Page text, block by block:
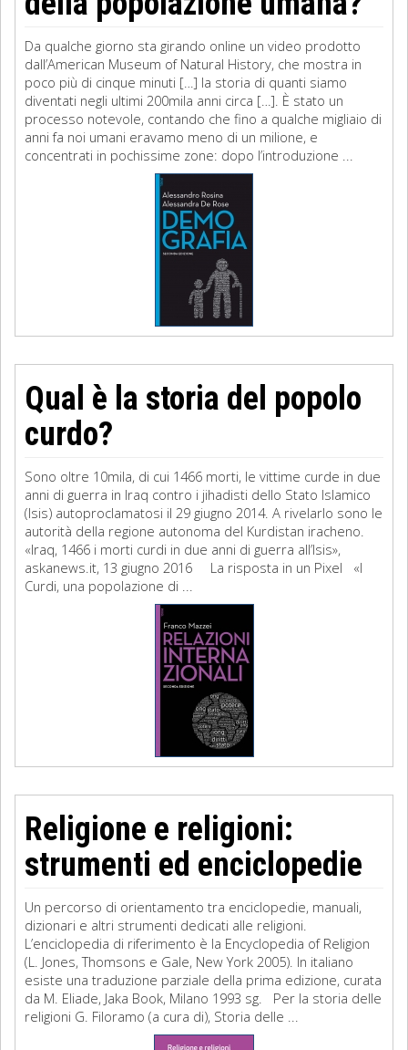
Da qualche giorno sta girando online un video prodotto
dall’American Museum of Natural History, che mostra in
poco più di cinque minuti […] la storia di quanti siamo
diventati negli ultimi 200mila anni circa […]. È stato un
processo notevole, contando che fino a qualche migliaio di
anni fa noi umani eravamo meno di un milione, e
concentrati in pochissime zone: dopo l’introduzione ...
Qual è la storia del popolo
curdo?
Sono oltre 10mila, di cui 1466 morti, le vittime curde in due
anni di guerra in Iraq contro i jihadisti dello Stato Islamico
(Isis) autoproclamatosi il 29 giugno 2014. A rivelarlo sono le
autorità della regione autonoma del Kurdistan iracheno.
«Iraq, 1466 i morti curdi in due anni di guerra all’Isis»,
askanews.it, 13 giugno 2016 La risposta in un Pixel «I
Curdi, una popolazione di ...
Religione e religioni:
strumenti ed enciclopedie
Un percorso di orientamento tra enciclopedie, manuali,
dizionari e altri strumenti dedicati alle religioni.
L’enciclopedia di riferimento è la Encyclopedia of Religion
(L. Jones, Thomsons e Gale, New York 2005). In italiano
esiste una traduzione parziale della prima edizione, curata
da M. Eliade, Jaka Book, Milano 1993 sg. Per la storia delle
religioni G. Filoramo (a cura di), Storia delle ...